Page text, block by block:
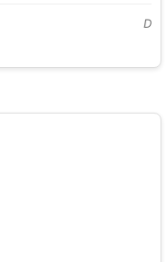
D